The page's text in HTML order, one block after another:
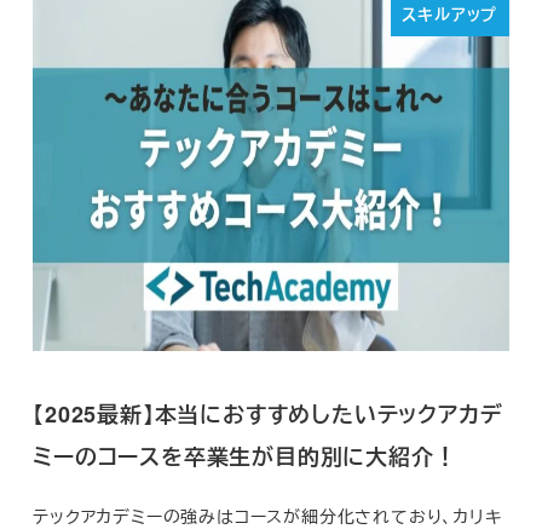
スキルアップ
【2025最新】本当におすすめしたいテックアカデ
ミーのコースを卒業生が目的別に大紹介！
テックアカデミーの強みはコースが細分化されており、カリキ